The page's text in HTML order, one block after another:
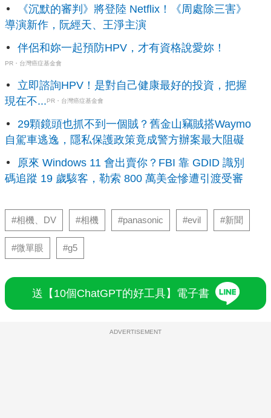
《沉默的審判》將登陸 Netflix！《周處除三害》
導演新作，阮經天、王淨主演
伴侶和妳一起預防HPV，才有資格說愛妳！
PR・台灣癌症基金會
立即諮詢HPV！是對自己健康最好的投資，把握
現在不...PR・台灣癌症基金會
29顆鏡頭也抓不到一個賊？舊金山竊賊搭Waymo
自駕車逃逸，隱私保護政策竟成警方辦案最大阻礙
原來 Windows 11 會出賣你？FBI 靠 GDID 識別
碼追蹤 19 歲駭客，勒索 800 萬美金慘遭引渡受審
#相機、DV #相機 #panasonic #evil #新聞
#微單眼 #g5
送【10個ChatGPT的好工具】電子書
ADVERTISEMENT